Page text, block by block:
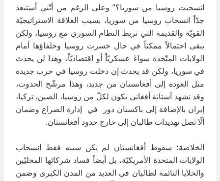
انسحبت روسيا من سوريا؟" وعلى الرغم من أنّني أستبعد
جدّاً انسحاب روسيا من سوريا، بسبب العلاقة الاستراتيجيّة
القويّة والقديمة التي تربط النظام السوري مع روسيا، ولكن
يبقى احتمالاً ممكناً في حال خسرت روسيا وحلفاؤها أمام
الولايات المتّحدة سواءً عسكريّاً أو اقتصاديّاً، وهذا لن يحدث
في سوريا، ولكن قد يحدث إن دخلت روسيا في حرب جديدة
مثل العودة إلى أفغانستان من جديد، وهذا مرشّح الحدوث،
وقد نشهد آستانة أفغاني يكون لكلّ من روسيا، الصين، تركيا،
إيران بالإضافة إلى باكستان دور في إدارة الصراع وضمان
ألّا تصل تهديدات طالبان إلى خارج حدود أفغانستان.
الخلاصة؛ سقوط أفغانستان لم يكن سببه فقط انسحاب
الولايات المتحدة الأمريكيّة، بل أيضاً فساد شركائها المحليّين
والخلايا النائمة لطالبان في العديد من المدن الكبرى وضمن